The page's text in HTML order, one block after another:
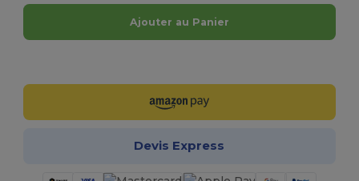
Ajouter au Panier
Devis Express